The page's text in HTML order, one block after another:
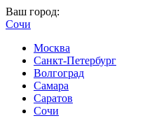
Ваш город:
Сочи
Москва
Санкт-Петербург
Волгоград
Самара
Саратов
Сочи